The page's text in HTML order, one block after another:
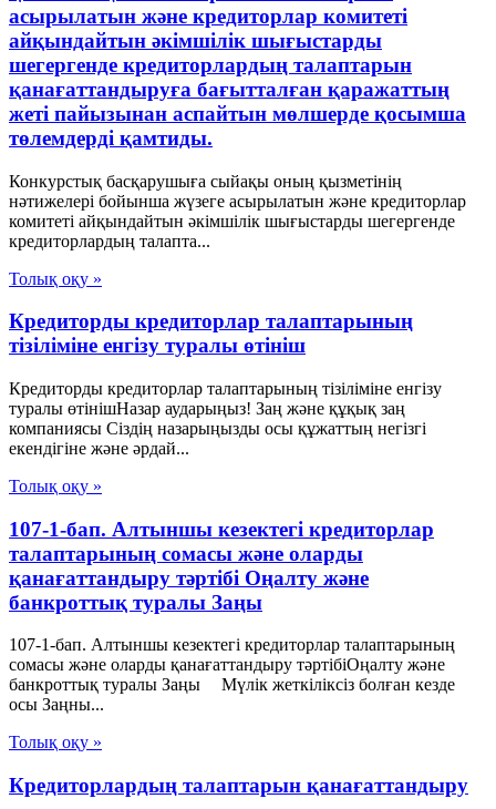
асырылатын және кредиторлар комитеті
айқындайтын әкімшілік шығыстарды
шегергенде кредиторлардың талаптарын
қанағаттандыруға бағытталған қаражаттың
жеті пайызынан аспайтын мөлшерде қосымша
төлемдерді қамтиды.
Конкурстық басқарушыға сыйақы оның қызметінің
нәтижелері бойынша жүзеге асырылатын және кредиторлар
комитеті айқындайтын әкімшілік шығыстарды шегергенде
кредиторлардың талапта...
Толық оқу »
Кредиторды кредиторлар талаптарының
тізіліміне енгізу туралы өтініш
Кредиторды кредиторлар талаптарының тізіліміне енгізу
туралы өтінішНазар аударыңыз! Заң және құқық заң
компаниясы Сіздің назарыңызды осы құжаттың негізгі
екендігіне және әрдай...
Толық оқу »
107-1-бап. Алтыншы кезектегі кредиторлар
талаптарының сомасы және оларды
қанағаттандыру тәртібі Оңалту және
банкроттық туралы Заңы
107-1-бап. Алтыншы кезектегі кредиторлар талаптарының
сомасы және оларды қанағаттандыру тәртібіОңалту және
банкроттық туралы Заңы Мүлік жеткіліксіз болған кезде
осы Заңны...
Толық оқу »
Кредиторлардың талаптарын қанағаттандыру